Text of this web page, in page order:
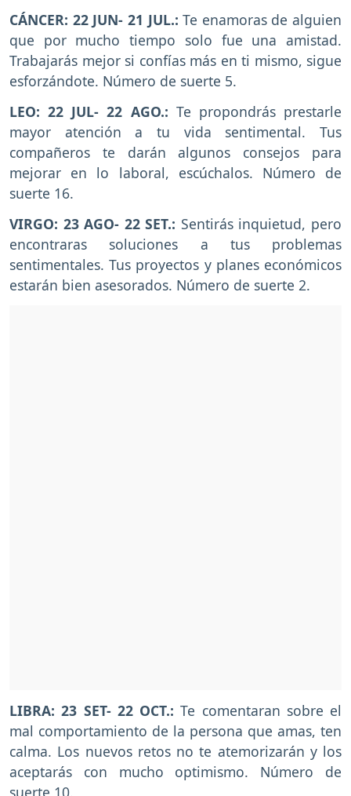
CÁNCER: 22 JUN- 21 JUL.:Te enamoras de alguien
que por mucho tiempo solo fue una amistad.
Trabajarás mejor si confías más en ti mismo, sigue
esforzándote. Número de suerte 5.
LEO: 22 JUL- 22 AGO.: Te propondrás prestarle
mayor atención a tu vida sentimental. Tus
compañeros te darán algunos consejos para
mejorar en lo laboral, escúchalos. Número de
suerte 16.
VIRGO: 23 AGO- 22 SET.: Sentirás inquietud, pero
encontraras soluciones a tus problemas
sentimentales. Tus proyectos y planes económicos
estarán bien asesorados. Número de suerte 2.
LIBRA: 23 SET- 22 OCT.:Te comentaran sobre el
mal comportamiento de la persona que amas, ten
calma. Los nuevos retos no te atemorizarán y los
aceptarás con mucho optimismo. Número de
suerte 10.